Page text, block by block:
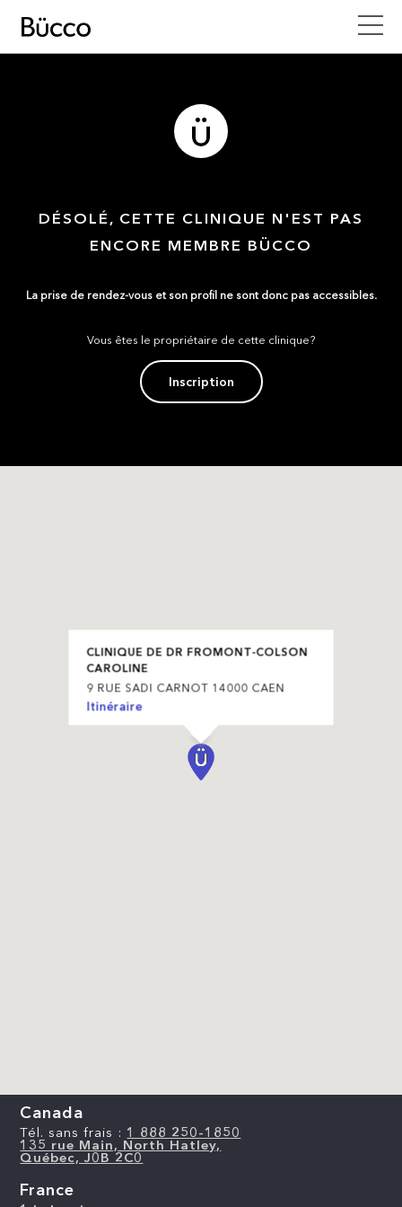
DÉSOLÉ, CETTE CLINIQUE N'EST PAS
ENCORE MEMBRE BÜCCO
La prise de rendez-vous et son profil ne sont donc pas accessibles.
Vous êtes le propriétaire de cette clinique?
Inscription
CLINIQUE DE DR FROMONT-COLSON
CAROLINE
9 RUE SADI CARNOT 14000 CAEN
Itinéraire
Canada
Tél. sans frais : 1 888 250-1850
135 rue Main, North Hatley,
Québec, J0B 2C0
France